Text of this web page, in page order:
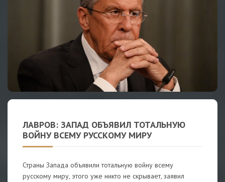
ЛАВРОВ: ЗАПАД ОБЪЯВИЛ ТОТАЛЬНУЮ
ВОЙНУ ВСЕМУ РУССКОМУ МИРУ
Страны Запада объявили тотальную войну всему
русскому миру, этого уже никто не скрывает, заявил